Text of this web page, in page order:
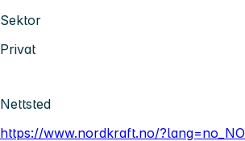
Sektor
Privat
Nettsted
https://www.nordkraft.no/?lang=no_NO